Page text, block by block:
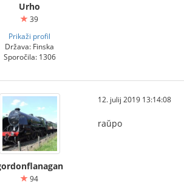
Urho
39
Prikaži profil
Država: Finska
Sporočila: 1306
94
12. julij 2019 13:14:08
raŭpo